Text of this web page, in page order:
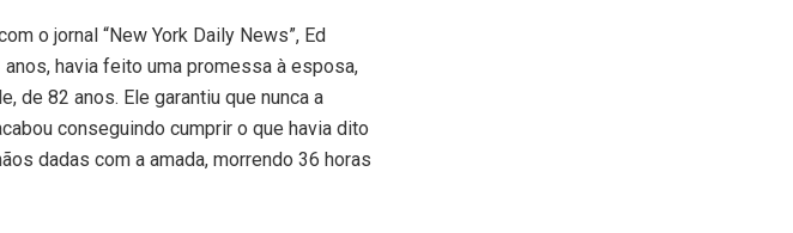
o jornal “New York Daily News”, Ed
anos, havia feito uma promessa à esposa,
de 82 anos. Ele garantiu que nunca a
conseguindo cumprir o que havia dito
dadas com a amada, morrendo 36 horas